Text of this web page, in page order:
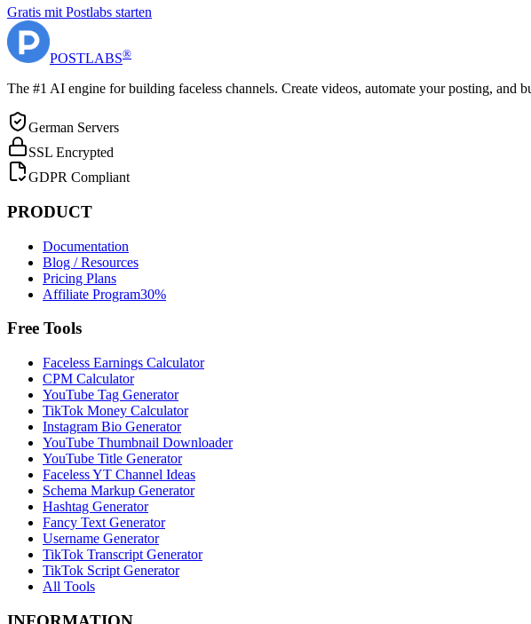
Gratis mit Postlabs starten
POSTLABS®
The #1 AI engine for building faceless channels. Create videos, automate your posting, and
German Servers
SSL Encrypted
GDPR Compliant
PRODUCT
Documentation
Blog / Resources
Pricing Plans
Affiliate Program30%
Free Tools
Faceless Earnings Calculator
CPM Calculator
YouTube Tag Generator
TikTok Money Calculator
Instagram Bio Generator
YouTube Thumbnail Downloader
YouTube Title Generator
Faceless YT Channel Ideas
Schema Markup Generator
Hashtag Generator
Fancy Text Generator
Username Generator
TikTok Transcript Generator
TikTok Script Generator
All Tools